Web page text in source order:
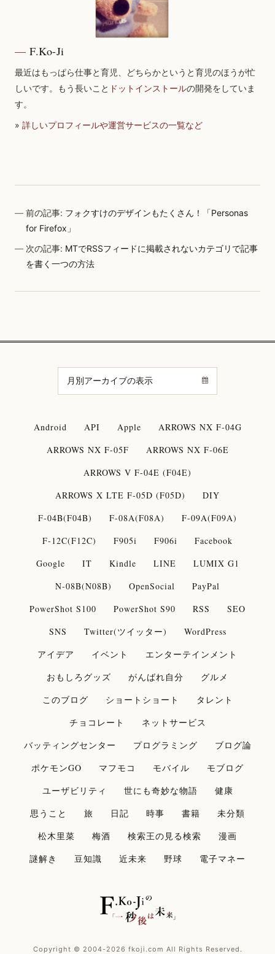
F.Ko-Ji
最近はもっぱら仕事と育児、どちらかというと育児のほうが忙
しいです。もう長いこと ドットインストールの開発をしていま
す。
» 詳しいプロフィールや運営サービスの一覧など
前の記事: フォクすけのデザインもたくさん！「Personas
for Firefox」
次の記事: MTでRSSフィードに掲載されないカテゴリで記事
を書く一つの方法
Android API Apple
ARROWS NX F-04G
ARROWS NX F-05F
ARROWS NX F-06E
ARROWS V F-04E (F04E)
ARROWS X LTE F-05D (F05D)
DIY
F-04B(F04B)
F-08A(F08A)
F-09A(F09A)
F-12C(F12C)
F905i F906i
Facebook
Google
IT Kindle LINE
LUMIX G1
N-08B(N08B)
OpenSocial
PayPal
PowerShot S100
PowerShot S90 RSS
SEO
SNS
Twitter(ツイッター)
WordPress
アイデア
イベント
エンターテインメント
おもしろグッズ
がんばれ自分
グルメ
このブログ
ショートショート
タレント
チョコレート
ネットサービス
バッティングセンター
プログラミング
ブログ論
ポケモンGO
マフモコ モバイル
モブログ
ユーザビリティ
世にも奇妙な物語
健康
思うこと
旅 日記 時事 書籍
未分類
松木里菜
梅酒 検索王の見る検索
漫画
謎解き
豆知識 近未来 野球 電子マネー
Copyright © 2004-2026 fkoji.com All Rights Reserved.